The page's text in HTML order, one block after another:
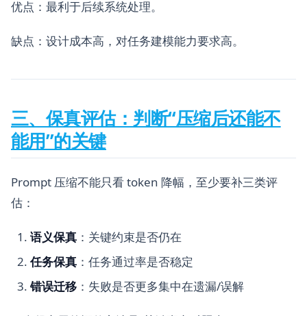
优点：最利于后续系统处理。
缺点：设计成本高，对任务建模能力要求高。
三、保真评估：判断“压缩后还能不
能用”的关键
Prompt 压缩不能只看 token 降幅，至少要补三类评
估：
语义保真 ：关键约束是否仍在
任务保真 ：任务通过率是否稳定
错误迁移 ：失败是否更多集中在遗漏/误解